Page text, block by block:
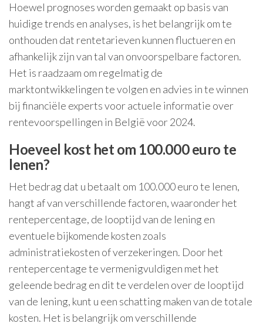
Hoewel prognoses worden gemaakt op basis van
huidige trends en analyses, is het belangrijk om te
onthouden dat rentetarieven kunnen fluctueren en
afhankelijk zijn van tal van onvoorspelbare factoren.
Het is raadzaam om regelmatig de
marktontwikkelingen te volgen en advies in te winnen
bij financiële experts voor actuele informatie over
rentevoorspellingen in België voor 2024.
Hoeveel kost het om 100.000 euro te
lenen?
Het bedrag dat u betaalt om 100.000 euro te lenen,
hangt af van verschillende factoren, waaronder het
rentepercentage, de looptijd van de lening en
eventuele bijkomende kosten zoals
administratiekosten of verzekeringen. Door het
rentepercentage te vermenigvuldigen met het
geleende bedrag en dit te verdelen over de looptijd
van de lening, kunt u een schatting maken van de totale
kosten. Het is belangrijk om verschillende